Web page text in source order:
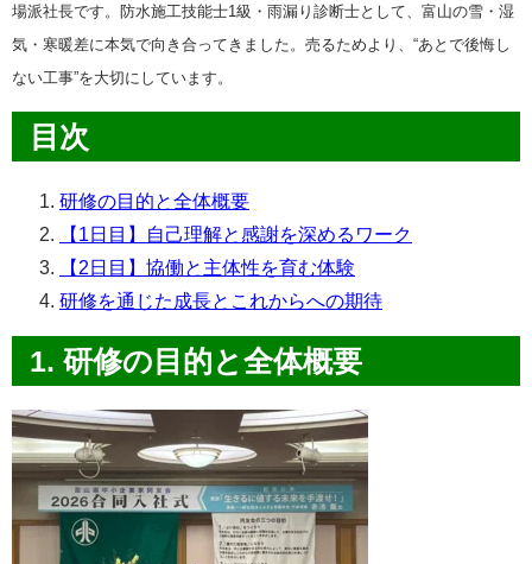
場派社長です。 防水施工技能士1級・雨漏り診断士として、富山の雪・湿
気・寒暖差に本気で向き合ってきました。 売るためより、“あとで後悔し
ない工事”を大切にしています。
目次
研修の目的と全体概要
【1日目】自己理解と感謝を深めるワーク
【2日目】協働と主体性を育む体験
研修を通じた成長とこれからへの期待
1. 研修の目的と全体概要